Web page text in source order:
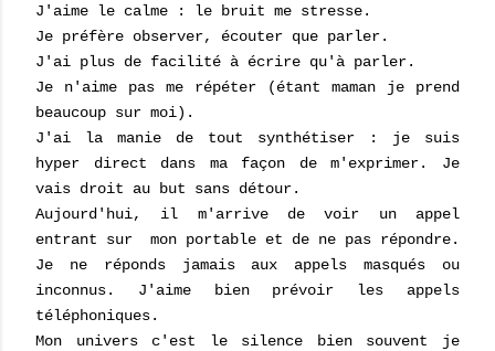
J'aime le calme : le bruit me stresse.
Je préfère observer, écouter que parler.
J'ai plus de facilité à écrire qu'à parler.
Je n'aime pas me répéter (étant maman je prend
beaucoup sur moi).
J'ai la manie de tout synthétiser : je suis
hyper direct dans ma façon de m'exprimer. Je
vais droit au but sans détour.
Aujourd'hui, il m'arrive de voir un appel
entrant sur mon portable et de ne pas répondre.
Je ne réponds jamais aux appels masqués ou
inconnus. J'aime bien prévoir les appels
téléphoniques.
Mon univers c'est le silence bien souvent je